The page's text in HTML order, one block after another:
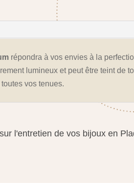
répondra à vos envies à la
lumineux et peut être teint de
vos tenues.
l'entretien de vos bijoux en